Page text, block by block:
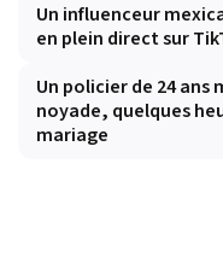
Un influenceur
en plein direct sur
Un policier de 24 ans
noyade, quelques
mariage